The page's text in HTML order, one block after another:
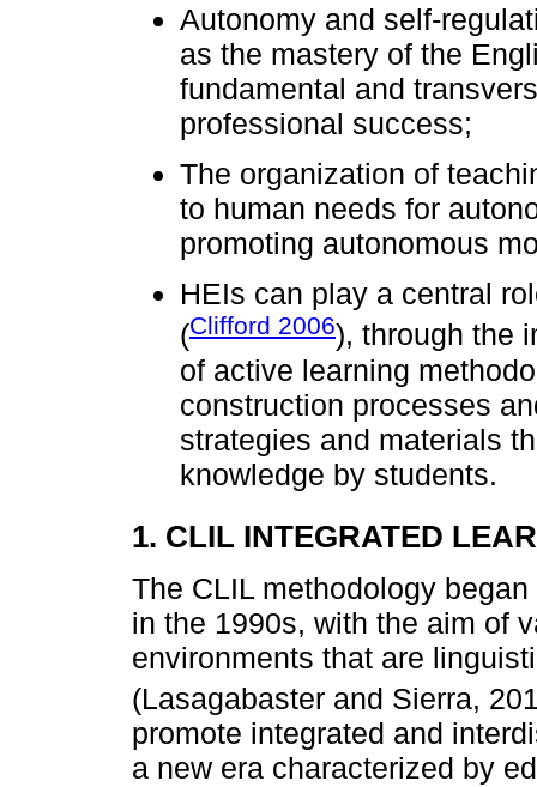
Autonomy and self-
as the mastery of the
fundamental and
professional success;
The organization of
to human needs for
promoting autonomous
HEIs can play a central
(Clifford 2006), through the
of active learning
construction processes
strategies and materials
knowledge by students.
1. CLIL INTEGRATED
The CLIL methodology
in the 1990s, with the aim of
environments that are
(Lasagabaster and Sierra,
promote integrated and
a new era characterized by